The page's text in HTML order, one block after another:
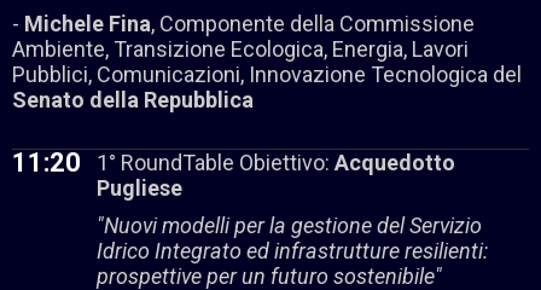
- Michele Fina, Componente della Commissione
Ambiente, Transizione Ecologica, Energia, Lavori
Pubblici, Comunicazioni, Innovazione Tecnologica del
Senato della Repubblica
11:20 1° RoundTable Obiettivo: Acquedotto
Pugliese
"Nuovi modelli per la gestione del Servizio
Idrico Integrato ed infrastrutture resilienti:
prospettive per un futuro sostenibile"